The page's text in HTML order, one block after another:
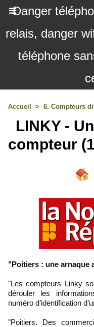
Danger
relais, danger
téléphone
Accueil > 6. Compteurs
LINKY -
compteur
"Poitiers : une
"Les compteurs Linky
dérouler les
numéro d’identification
"Poitiers. Des